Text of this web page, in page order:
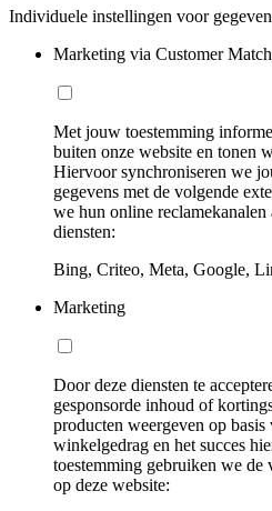
Individuele instellingen voor
Marketing via Customer Match
Met jouw toestemming
buiten onze website en tonen
Hiervoor synchroniseren we
gegevens met de volgende
we hun online
diensten:
Bing, Criteo, Meta, Google,
Marketing
Door deze diensten te
gesponsorde inhoud of
producten weergeven op
winkelgedrag en het succes
toestemming gebruiken we de
op deze website: